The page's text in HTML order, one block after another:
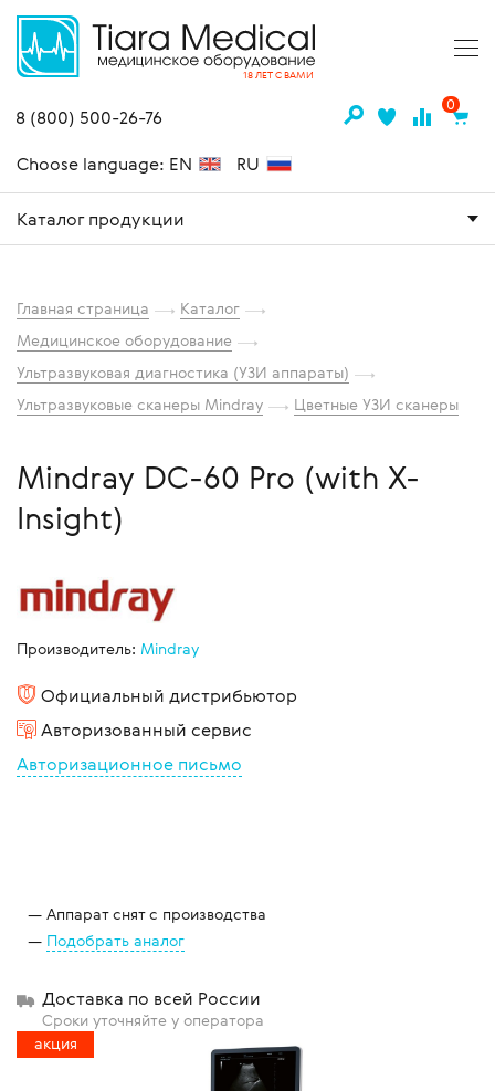
18 ЛЕТ С ВАМИ
8 (800) 500-26-76
0
Choose language: EN RU
Каталог продукции
Главная страница
Каталог
Медицинское оборудование
Ультразвуковая диагностика (УЗИ аппараты)
Ультразвуковые сканеры Mindray
Цветные УЗИ сканеры
Mindray DC-60 Pro (with X-
Insight)
акция
Производитель: Mindray
Официальный дистрибьютор
Авторизованный сервис
Авторизационное письмо
Аппарат снят с производства
Подобрать аналог
Доставка по всей России
Сроки уточняйте у оператора